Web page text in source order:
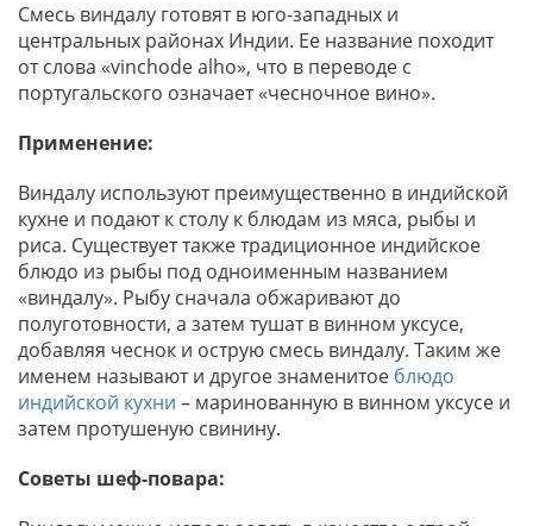
Смесь виндалу готовят в юго-западных и
центральных районах Индии. Ее название походит
от слова «vinchode alho», что в переводе с
португальского означает «чесночное вино».
Применение:
Виндалу используют преимущественно в индийской
кухне и подают к столу к блюдам из мяса, рыбы и
риса. Существует также традиционное индийское
блюдо из рыбы под одноименным названием
«виндалу». Рыбу сначала обжаривают до
полуготовности, а затем тушат в винном уксусе,
добавляя чеснок и острую смесь виндалу. Таким же
именем называют и другое знаменитое блюдо
индийской кухни – маринованную в винном уксусе и
затем протушеную свинину.
Советы шеф-повара: